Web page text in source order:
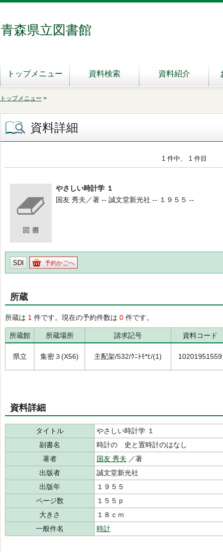
青森県立図書館
トップメニュー 資料検索 資料紹介
トップメニュー >
資料詳細
1 件中、 1 件目
やさしい時計学 １
国友 秀夫／著 -- 誠文堂新光社 -- １９５５ --
SDI 予約かごへ
所蔵
所蔵は 1 件です。現在の予約件数は 0 件です。
所蔵館 所蔵場所 請求記号 資料コード
県立 集密３(X56) 主配架/532/ｸﾆﾄﾓ*ﾋ/(1) 10201951559
資料詳細
タイトル
やさしい時計学 １
副書名
時計の 史と置時計のはなし
著者
国友 秀夫 ／著
出版者
誠文堂新光社
出版年
１９５５
ページ数
１５５ｐ
大きさ
１８ｃｍ
一般件名
時計